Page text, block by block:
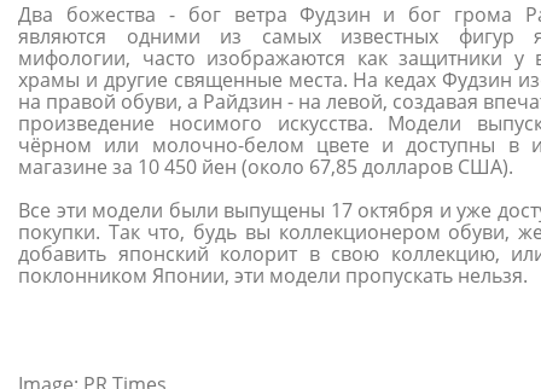
Два божества - бог ветра Фудзин и бог грома
являются одними из самых известных фигур
мифологии, часто изображаются как защитники у
храмы и другие священные места. На кедах Фудзин
на правой обуви, а Райдзин - на левой, создавая
произведение носимого искусства. Модели
чёрном или молочно-белом цвете и доступны в
магазине за 10 450 йен (около 67,85 долларов США).
Все эти модели были выпущены 17 октября и уже
покупки. Так что, будь вы коллекционером обуви,
добавить японский колорит в свою коллекцию,
поклонником Японии, эти модели пропускать нельзя.